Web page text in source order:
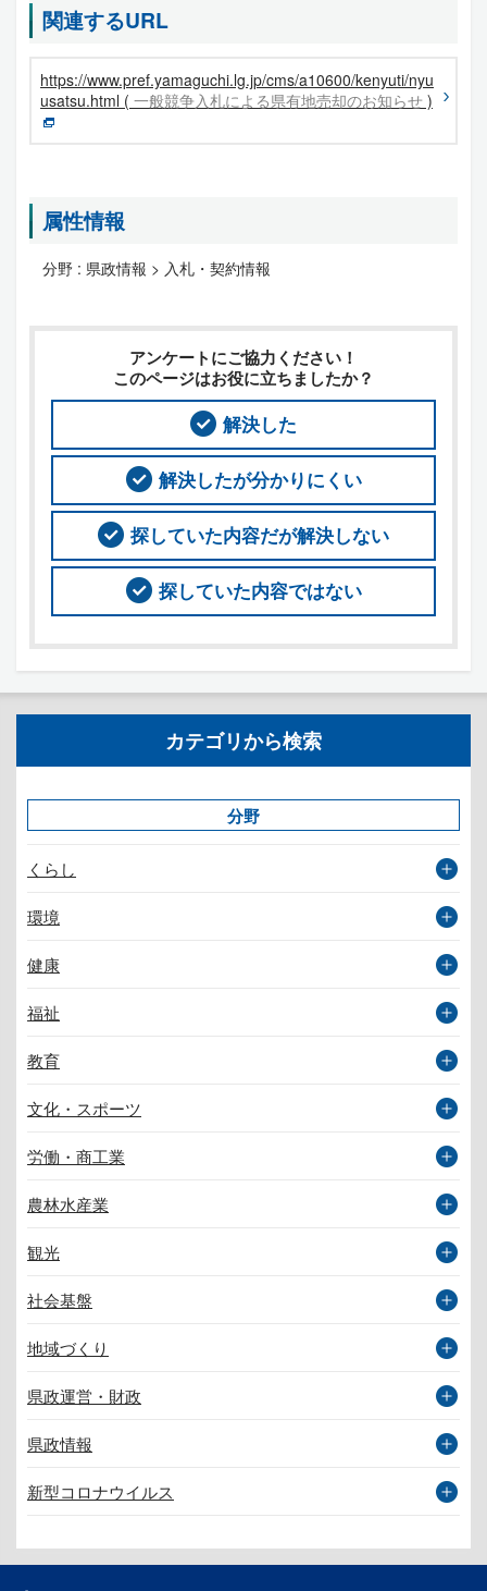
関連するURL
https://www.pref.yamaguchi.lg.jp/cms/a10600/kenyuti/nyu
usatsu.html ( 一般競争入札による県有地売却のお知らせ )
属性情報
分野 : 県政情報 > 入札・契約情報
アンケートにご協力ください！
このページはお役に立ちましたか？
解決した
解決したが分かりにくい
探していた内容だが解決しない
探していた内容ではない
カテゴリから検索
分野
くらし
環境
健康
福祉
教育
文化・スポーツ
労働・商工業
農林水産業
観光
社会基盤
地域づくり
県政運営・財政
県政情報
新型コロナウイルス